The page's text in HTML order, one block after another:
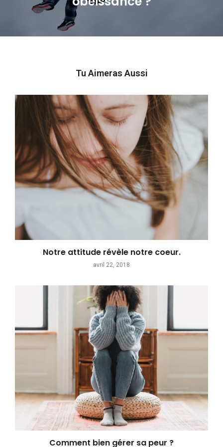
post:
Tu Aimeras Aussi
Notre attitude révèle notre coeur.
avril 22, 2018
Comment bien gérer sa peur ?